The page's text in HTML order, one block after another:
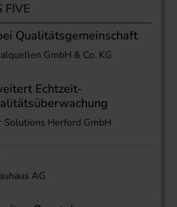
FIVE
Qualitätsgemeinschaft
GmbH & Co. KG
Echtzeit-
Solutions Herford GmbH
AG